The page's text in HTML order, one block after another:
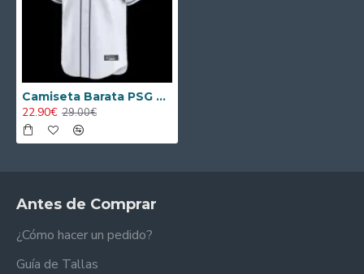
Camiseta Barata PSG 2025/26 Baseball Shirt Blanco
22.90€ 29.00€
Antes de Comprar
¿Cómo hacer un pedido?
Guía de Tallas